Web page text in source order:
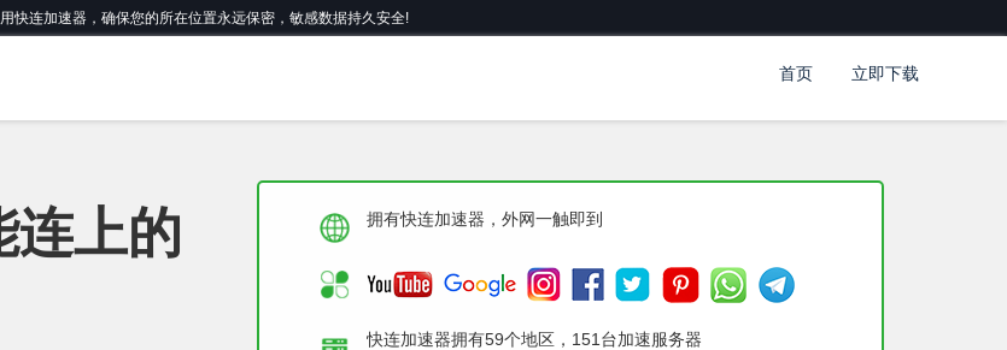
快连加速器，确保您的所在位置永远保密，敏感数据持久安全!
首页 立即下载
连上的
拥有快连加速器，外网一触即到
快连加速器拥有59个地区，151台加速服务器